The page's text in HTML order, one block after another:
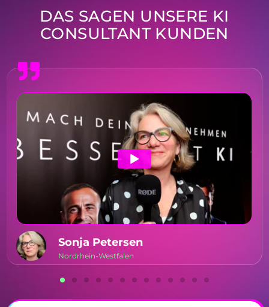
DAS SAGEN UNSERE KI
CONSULTANT KUNDEN
Sonja Petersen
Nordrhein-Westfalen